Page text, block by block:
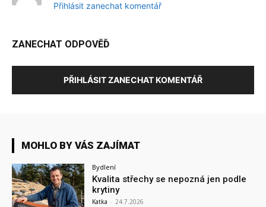
Přihlásit zanechat komentář
ZANECHAT ODPOVĚĎ
PŘIHLÁSIT ZANECHAT KOMENTÁŘ
MOHLO BY VÁS ZAJÍMAT
Bydlení
Kvalita střechy se nepozná jen podle
krytiny
Katka - 24.7.2026